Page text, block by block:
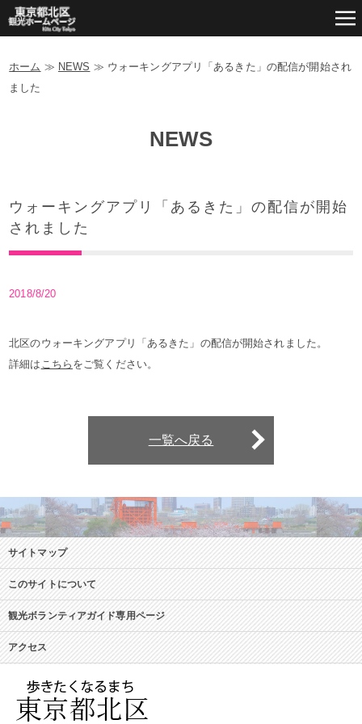
ホーム ≫ NEWS ≫ ウォーキングアプリ「あるきた」の配信が開始され
ました
NEWS
ウォーキングアプリ「あるきた」の配信が開始
されました
2018/8/20
北区のウォーキングアプリ「あるきた」の配信が開始されました。
詳細は こちら をご覧ください。
一覧へ戻る
サイトマップ
このサイトについて
観光ボランティアガイド専用ページ
アクセス